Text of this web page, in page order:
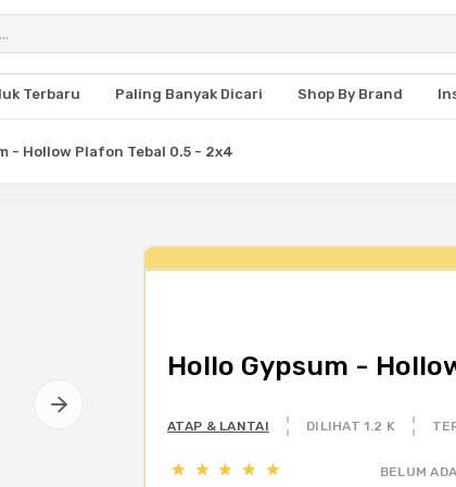
Terbaru Paling Banyak Dicari Shop By Brand
- Hollow Plafon Tebal 0.5 - 2x4
Hollo Gypsum -
ATAP & LANTAI DILIHAT 1.2 K
BELUM